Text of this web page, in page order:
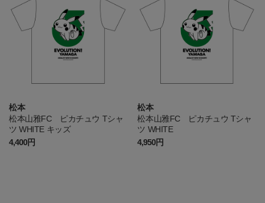
松本
松本山雅FC ピカチュウ Tシャ
ツ WHITE キッズ
4,400円
松本
松本山雅FC ピカチュウ Tシャ
ツ WHITE
4,950円